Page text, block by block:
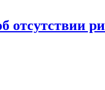
отсутствии